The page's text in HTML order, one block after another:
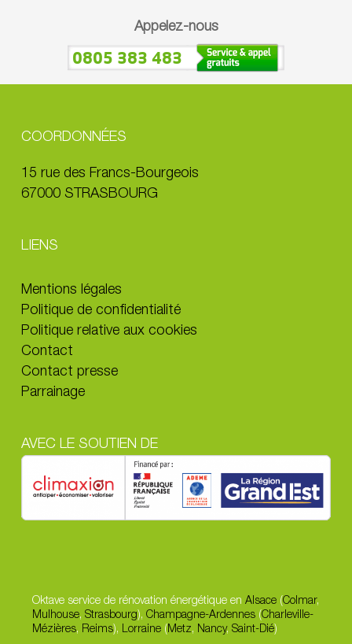
Appelez-nous
0805 383 483
COORDONNÉES
15 rue des Francs-Bourgeois
67000 STRASBOURG
LIENS
Mentions légales
Politique de confidentialité
Politique relative aux cookies
Contact
Contact presse
Parrainage
AVEC LE SOUTIEN DE
Oktave service de rénovation énergétique en Alsace (Colmar,
Mulhouse, Strasbourg), Champagne-Ardennes(Charleville-
Mézières, Reims), Lorraine(Metz, Nancy, Saint-Dié)